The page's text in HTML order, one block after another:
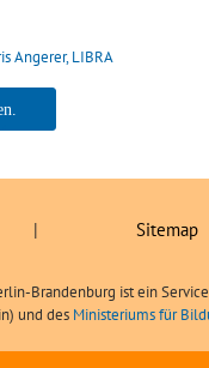
Angerer, LIBRA
| Sitemap
Brandenburg ist ein
und des Ministeriums für